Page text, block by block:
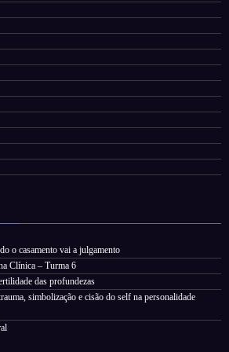
o casamento vai a julgamento
Clínica – Turma 6
das profundezas
simbolização e cisão do self na personalidade